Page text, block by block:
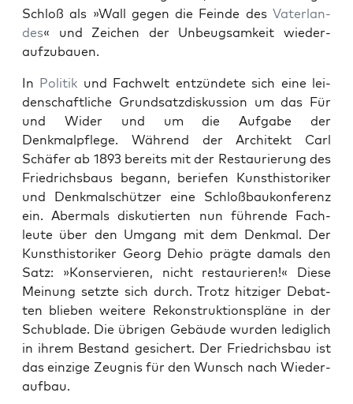
Schloß als »Wall gegen die Feinde des Vater­lan­
des« und Zeichen der Unbeugsamkeit wieder­
aufzubauen.
In Poli­tik und Fach­welt entzün­dete sich eine lei­
den­schaftliche Grund­satzdiskus­sion um das Für
und Wider und um die Auf­gabe der
Denkmalpflege. Während der Architekt Carl
Schäfer ab 1893 bere­its mit der Restau­rierung des
Friedrichs­baus begann, beriefen Kun­sthis­torik­er
und Denkmalschützer eine Schloßbaukon­ferenz
ein. Aber­mals disku­tierten nun führende Fach­
leute über den Umgang mit dem Denkmal. Der
Kun­sthis­torik­er Georg Dehio prägte damals den
Satz: »Kon­servieren, nicht restau­ri­eren!« Diese
Mei­n­ung set­zte sich durch. Trotz hitziger Debat­
ten blieben weit­ere Rekon­struk­tion­spläne in der
Schublade. Die übri­gen Gebäude wur­den lediglich
in ihrem Bestand gesichert. Der Friedrichs­bau ist
das einzige Zeug­nis für den Wun­sch nach Wieder­
auf­bau.